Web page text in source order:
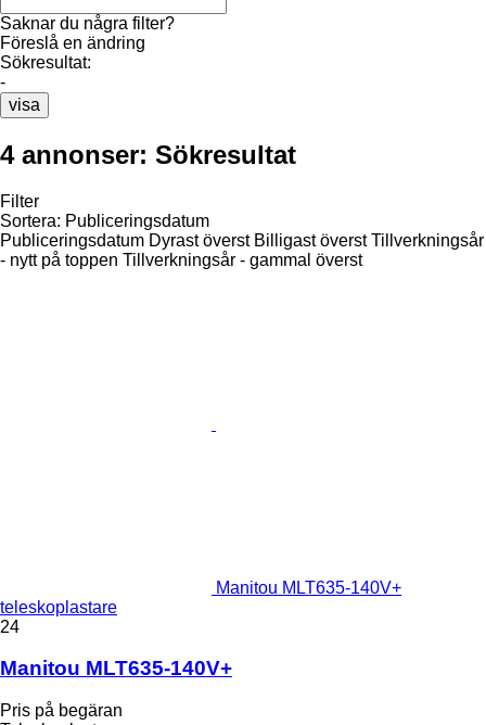
Saknar du några filter?
Föreslå en ändring
Sökresultat:
-
visa
4 annonser: Sökresultat
Filter
Sortera: Publiceringsdatum
Publiceringsdatum Dyrast överst Billigast överst Tillverkningsår
- nytt på toppen Tillverkningsår - gammal överst
Manitou MLT635-140V+
teleskoplastare
24
Manitou MLT635-140V+
Pris på begäran